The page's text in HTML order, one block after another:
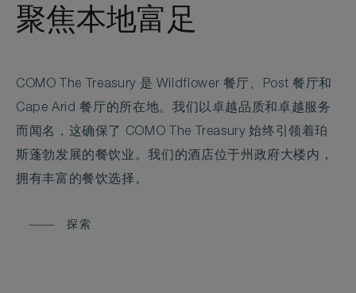
聚焦本地富足
COMO The Treasury 是 Wildflower 餐厅、Post 餐厅和
Cape Arid 餐厅的所在地。我们以卓越品质和卓越服务
而闻名，这确保了 COMO The Treasury 始终引领着珀
斯蓬勃发展的餐饮业。我们的酒店位于州政府大楼内，
拥有丰富的餐饮选择。
探索